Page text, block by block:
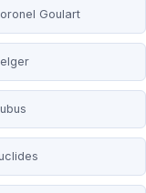
Goulart